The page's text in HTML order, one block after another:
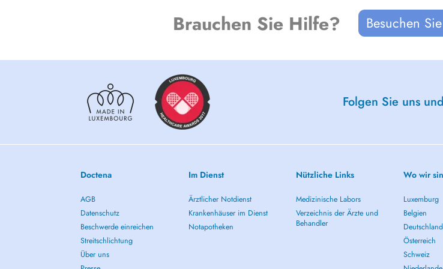
- Whether alone or with close ones, open your heart and soul to the healing magic of
If you have any questions about which therapeutic service(s) would make most sense for you,
please feel free to book a 30-minute discovery session via zoom to discuss your wellness
Please make any cancellations or changes to your booking at least 24 hours prior to your
therapist's availability and discretion.
We are buzzing to guide you on your healing journey!
Beatriz Guia
Brauchen Sie Hilfe? Besuchen
Folgen Sie uns
Doctena
AGB
Datenschutz
Beschwerde einreichen
Streitschlichtung
Über uns
Im Dienst
Ärztlicher Notdienst
Krankenhäuser im Dienst
Notapotheken
Nützliche Links
Medizinische Labors
Verzeichnis der Ärzte und
Behandler
Wo wir
Luxemburg
Belgien
Deutschland
Österreich
Schweiz